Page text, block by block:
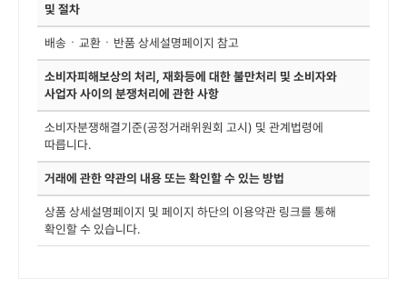
및 절차
배송ㆍ교환ㆍ반품 상세설명페이지 참고
소비자피해보상의 처리, 재화등에 대한 불만처리 및 소비자와
사업자 사이의 분쟁처리에 관한 사항
소비자분쟁해결기준(공정거래위원회 고시) 및 관계법령에
따릅니다.
거래에 관한 약관의 내용 또는 확인할 수 있는 방법
상품 상세설명페이지 및 페이지 하단의 이용약관 링크를 통해
확인할 수 있습니다.